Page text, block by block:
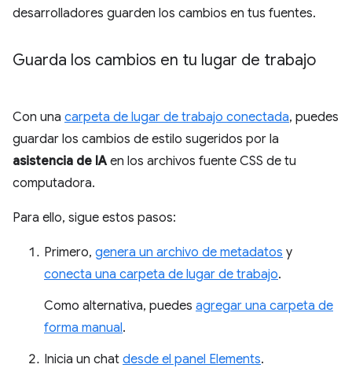
desarrolladores guarden los cambios en tus fuentes.
Guarda los cambios en tu lugar de trabajo
Con una carpeta de lugar de trabajo conectada, puedes
guardar los cambios de estilo sugeridos por la
asistencia de IA en los archivos fuente CSS de tu
computadora.
Para ello, sigue estos pasos:
Primero, genera un archivo de metadatos y
conecta una carpeta de lugar de trabajo.
Como alternativa, puedes agregar una carpeta de
forma manual.
Inicia un chat desde el panel Elements.